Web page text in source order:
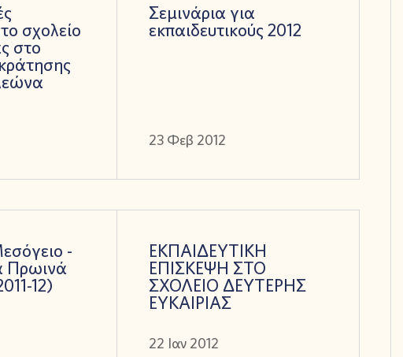
σχολείο
στο
Σεμινάρια για
εκπαιδευτικούς 2012
23 Φεβ 2012
-
Πρωινά
12)
ΕΚΠΑΙΔΕΥΤΙΚΗ
ΕΠΙΣΚΕΨΗ ΣΤΟ
ΣΧΟΛΕΙΟ ΔΕΥΤΕΡΗΣ
ΕΥΚΑΙΡΙΑΣ
22 Ιαν 2012